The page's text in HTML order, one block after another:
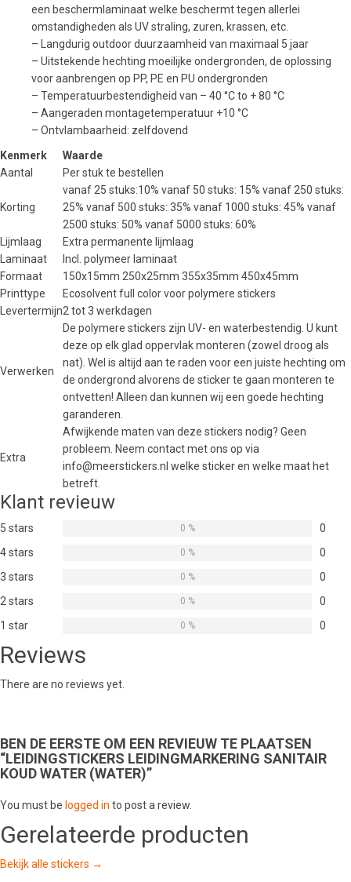
een beschermlaminaat welke beschermt tegen allerlei
omstandigheden als UV straling, zuren, krassen, etc.
– Langdurig outdoor duurzaamheid van maximaal 5 jaar
– Uitstekende hechting moeilijke ondergronden, de oplossing
voor aanbrengen op PP, PE en PU ondergronden
– Temperatuurbestendigheid van – 40 °C to + 80 °C
– Aangeraden montagetemperatuur +10 °C
– Ontvlambaarheid: zelfdovend
Kenmerk
Waarde
Aantal
Per stuk te bestellen
Korting
vanaf 25 stuks:10% vanaf 50 stuks: 15% vanaf 250 stuks:
25% vanaf 500 stuks: 35% vanaf 1000 stuks: 45% vanaf
2500 stuks: 50% vanaf 5000 stuks: 60%
Lijmlaag
Extra permanente lijmlaag
Laminaat
Incl. polymeer laminaat
Formaat
150x15mm 250x25mm 355x35mm 450x45mm
Printtype
Ecosolvent full color voor polymere stickers
Levertermijn2 tot 3 werkdagen
Verwerken
De polymere stickers zijn UV- en waterbestendig. U kunt
deze op elk glad oppervlak monteren (zowel droog als
nat). Wel is altijd aan te raden voor een juiste hechting om
de ondergrond alvorens de sticker te gaan monteren te
ontvetten! Alleen dan kunnen wij een goede hechting
garanderen.
Extra
Afwijkende maten van deze stickers nodig? Geen
probleem. Neem contact met ons op via
info@meerstickers.nl welke sticker en welke maat het
betreft.
Klant revieuw
5 stars 0
0 %
4 stars 0
0 %
3 stars 0
0 %
2 stars 0
0 %
1 star 0
0 %
Reviews
There are no reviews yet.
BEN DE EERSTE OM EEN REVIEUW TE PLAATSEN
“LEIDINGSTICKERS LEIDINGMARKERING SANITAIR
KOUD WATER (WATER)”
You must be logged in to post a review.
Gerelateerde producten
Bekijk alle stickers →